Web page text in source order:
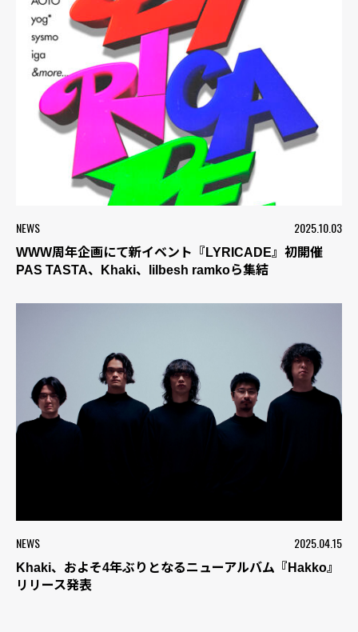
NEWS 2025.10.03
WWW周年企画にて新イベント『LYRICADE』初開催
PAS TASTA、Khaki、lilbesh ramkoら集結
NEWS 2025.04.15
Khaki、およそ4年ぶりとなるニューアルバム『Hakko』
リリース発表